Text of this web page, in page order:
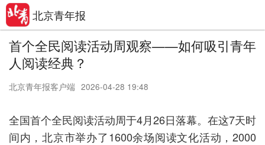
北京青年报
首个全民阅读活动周观察——如何吸引青年
人阅读经典？
北京青年报客户端 2026-04-28 19:48
全国首个全民阅读活动周于4月26日落幕。在这7天时
间内，北京市举办了1600余场阅读文化活动，2000